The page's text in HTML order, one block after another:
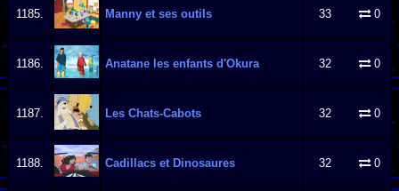
1185. Manny et ses outils 33 0
1186. Anatane les enfants d'Okura 32 0
1187. Les Chats-Cabots 32 0
1188. Cadillacs et Dinosaures 32 0